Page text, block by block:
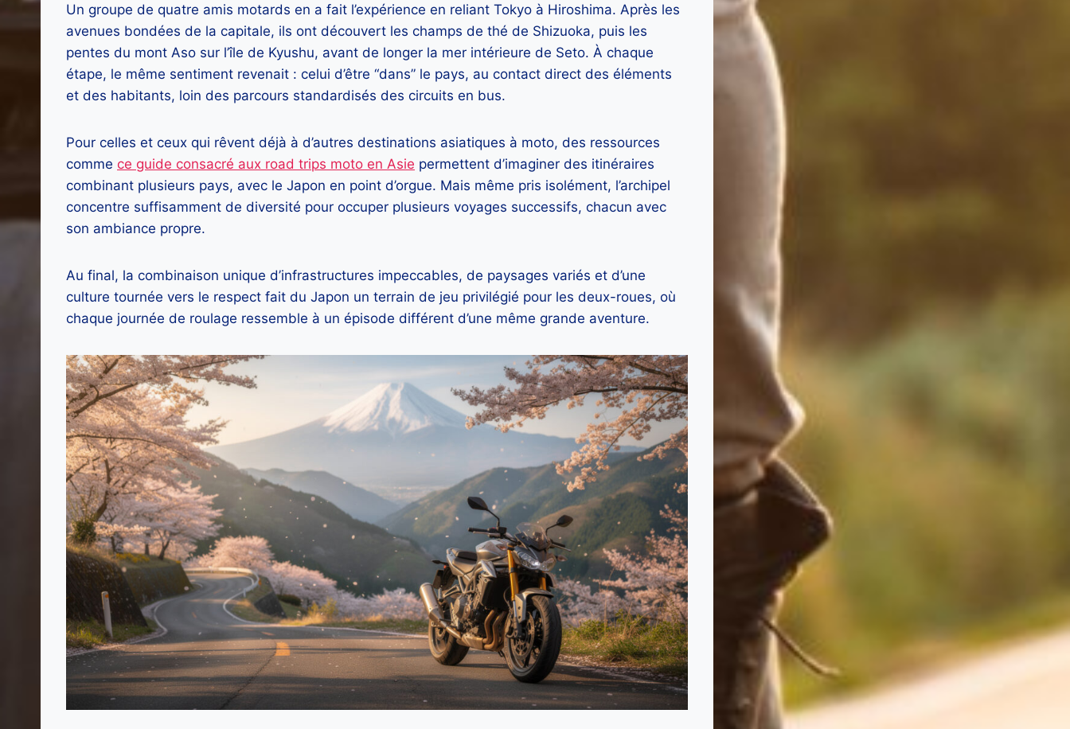
Un groupe de quatre amis motards en a fait l’expérience en reliant Tokyo à Hiroshima. Après les
avenues bondées de la capitale, ils ont découvert les champs de thé de Shizuoka, puis les
pentes du mont Aso sur l’île de Kyushu, avant de longer la mer intérieure de Seto. À chaque
étape, le même sentiment revenait : celui d’être “dans” le pays, au contact direct des éléments
et des habitants, loin des parcours standardisés des circuits en bus.
Pour celles et ceux qui rêvent déjà à d’autres destinations asiatiques à moto, des ressources
comme ce guide consacré aux road trips moto en Asie permettent d’imaginer des itinéraires
combinant plusieurs pays, avec le Japon en point d’orgue. Mais même pris isolément, l’archipel
concentre suffisamment de diversité pour occuper plusieurs voyages successifs, chacun avec
son ambiance propre.
Au final, la combinaison unique d’infrastructures impeccables, de paysages variés et d’une
culture tournée vers le respect fait du Japon un terrain de jeu privilégié pour les deux-roues, où
chaque journée de roulage ressemble à un épisode différent d’une même grande aventure.